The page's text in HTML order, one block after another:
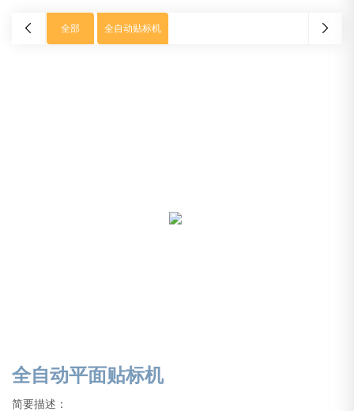
全部 全自动贴标机
全自动平面贴标机
简要描述：